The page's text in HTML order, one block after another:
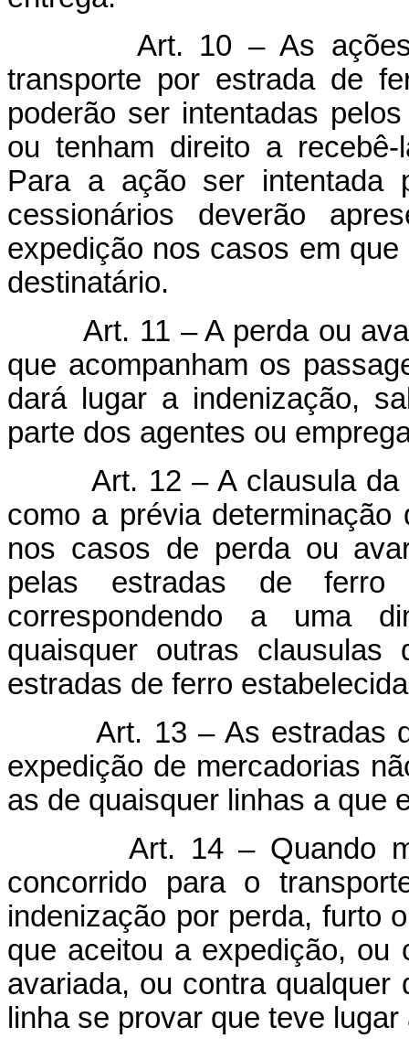
Art. 10 – As
transporte por estrada de
poderão ser intentadas
ou tenham direito a
Para a ação ser intentada
cessionários deverão
expedição nos casos em
destinatário.
Art. 11 – A perda ou
que acompanham os
dará lugar a indenização,
parte dos agentes ou
Art. 12 – A clausula
como a prévia
nos casos de perda ou
pelas estradas de
correspondendo a uma
quaisquer outras clausulas
estradas de ferro
Art. 13 – As estradas
expedição de mercadorias
as de quaisquer linhas a que
Art. 14 – Quando
concorrido para o
indenização por perda, furto
que aceitou a expedição, ou
avariada, ou contra qualquer
linha se provar que teve